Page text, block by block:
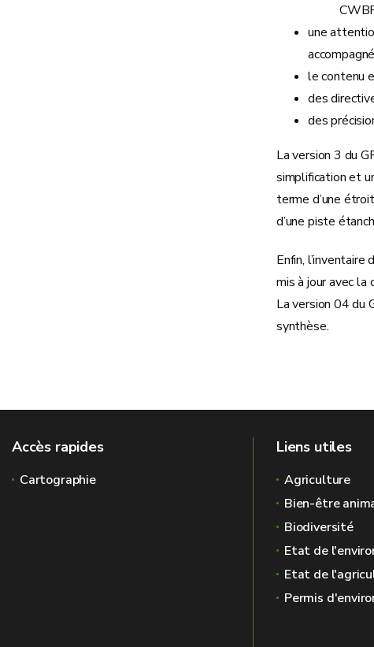
une
le contenu
des
des
La version 3 du
simplification et
terme d’une
d’une piste
Enfin,
mis à jour avec la
La version 04 du
synthèse.
Accès rapides
Cartographie
Liens utiles
Agriculture
Bien-être
Biodiversité
Etat de
Etat de
Permis